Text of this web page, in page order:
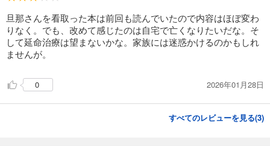
旦那さんを看取った本は前回も読んでいたので内容はほぼ変わ
りなく。でも、改めて感じたのは自宅で亡くなりたいだな。そ
して延命治療は望まないかな。家族には迷惑かけるのかもしれ
ませんが。
0 2026年01月28日
すべてのレビューを見る(3)